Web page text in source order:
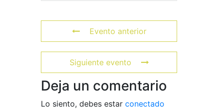
Evento anterior
Siguiente evento
Deja un comentario
Lo siento, debes estar conectado